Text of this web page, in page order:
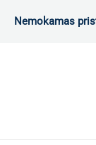
Nemokamas